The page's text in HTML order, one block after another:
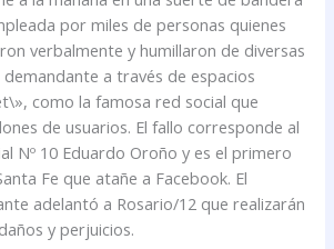
por miles de personas quienes
verbalmente y humillaron de diversas
a través de espacios
como la famosa red social que
de usuarios. El fallo corresponde al
Nº 10 Eduardo Oroño y es el primero
Fe que atañe a Facebook. El
adelantó a Rosario/12 que realizarán
y perjuicios.